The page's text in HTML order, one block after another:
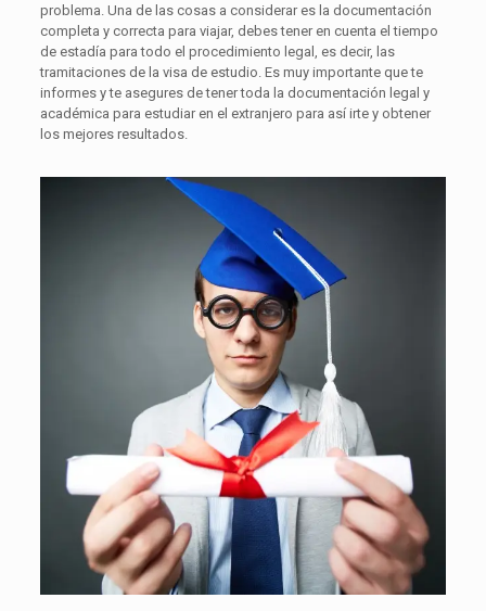
problema. Una de las cosas a considerar es la documentación
completa y correcta para viajar, debes tener en cuenta el tiempo
de estadía para todo el procedimiento legal, es decir, las
tramitaciones de la visa de estudio. Es muy importante que te
informes y te asegures de tener toda la documentación legal y
académica para estudiar en el extranjero para así irte y obtener
los mejores resultados.